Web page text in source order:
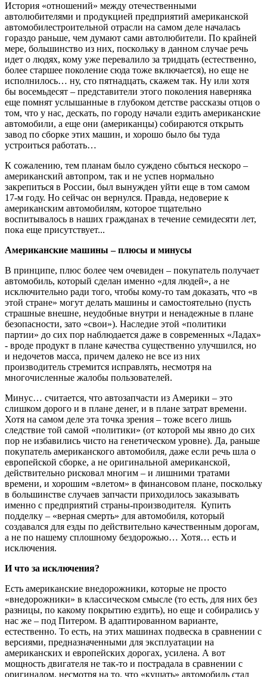
История «отношений» между отечественными
автолюбителями и продукцией предприятий американской
автомобилестроительной отрасли на самом деле началась
гораздо раньше, чем думают сами автолюбители. По крайней
мере, большинство из них, поскольку в данном случае речь
идет о людях, кому уже перевалило за тридцать (естественно,
более старшее поколение сюда тоже включается), но еще не
исполнилось… ну, сто пятнадцать, скажем так. Ну или хотя
бы восемьдесят – представители этого поколения наверняка
еще помнят услышанные в глубоком детстве рассказы отцов о
том, что у нас, дескать, по городу начали ездить американские
автомобили, а еще они (американцы) собираются открыть
завод по сборке этих машин, и хорошо было бы туда
устроиться работать…
К сожалению, тем планам было суждено сбыться нескоро –
американский автопром, так и не успев нормально
закрепиться в России, был вынужден уйти еще в том самом
17-м году. Но сейчас он вернулся. Правда, недоверие к
американским автомобилям, которое тщательно
воспитывалось в наших гражданах в течение семидесяти лет,
пока еще присутствует...
Американские машины – плюсы и минусы
В принципе, плюс более чем очевиден – покупатель получает
автомобиль, который сделан именно «для людей», а не
исключительно ради того, чтобы кому-то там доказать, что «в
этой стране» могут делать машины и самостоятельно (пусть
страшные внешне, неудобные внутри и ненадежные в плане
безопасности, зато «свои»). Наследие этой «политики
партии» до сих пор наблюдается даже в современных «Ладах»
- вроде продукт в плане качества существенно улучшился, но
и недочетов масса, причем далеко не все из них
производитель стремится исправлять, несмотря на
многочисленные жалобы пользователей.
Минус… считается, что автозапчасти из Америки – это
слишком дорого и в плане денег, и в плане затрат времени.
Хотя на самом деле эта точка зрения – тоже всего лишь
следствие той самой «политики» (от которой мы явно до сих
пор не избавились чисто на генетическом уровне). Да, раньше
покупатель американского автомобиля, даже если речь шла о
европейской сборке, а не оригинальной американской,
действительно рисковал многим – и лишними тратами
времени, и хорошим «влетом» в финансовом плане, поскольку
в большинстве случаев запчасти приходилось заказывать
именно с предприятий страны-производителя. Купить
подделку – «верная смерть» для автомобиля, который
создавался для езды по действительно качественным дорогам,
а не по нашему сплошному бездорожью… Хотя… есть и
исключения.
И что за исключения?
Есть американские внедорожники, которые не просто
«внедорожники» в классическом смысле (то есть, для них без
разницы, по какому покрытию ездить), но еще и собирались у
нас же – под Питером. В адаптированном варианте,
естественно. То есть, на этих машинах подвеска в сравнении с
версиями, предназначенными для эксплуатации на
американских и европейских дорогах, усилена. А вот
мощность двигателя не так-то и пострадала в сравнении с
оригиналом, несмотря на то, что «кушать» автомобиль стал